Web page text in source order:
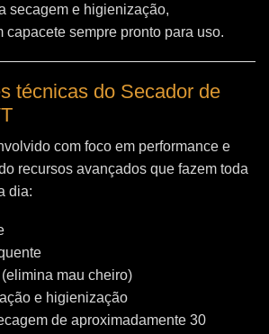
secagem e higienização,
capacete sempre pronto para uso.
técnicas do Secador de
com foco em performance e
recursos avançados que fazem toda
dia:
mau cheiro)
e higienização
de aproximadamente 30